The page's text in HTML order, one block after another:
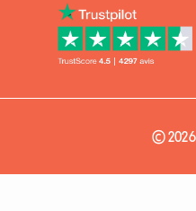
© 2026